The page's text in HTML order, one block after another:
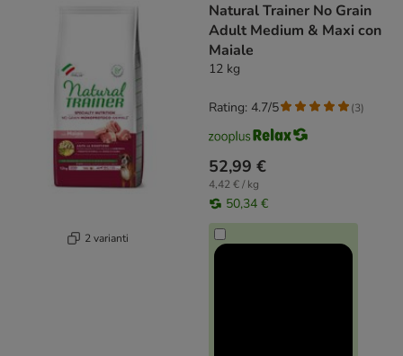
2 varianti
Natural Trainer No Grain
Adult Medium & Maxi con
Maiale
12 kg
52,99 €
4,42 € / kg
50,34 €
Rating: 4.7/5 (3)